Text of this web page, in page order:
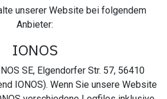
unserer Website bei folgendem
Anbieter:
IONOS
SE, Elgendorfer Str. 57, 56410
IONOS). Wenn Sie unsere Website